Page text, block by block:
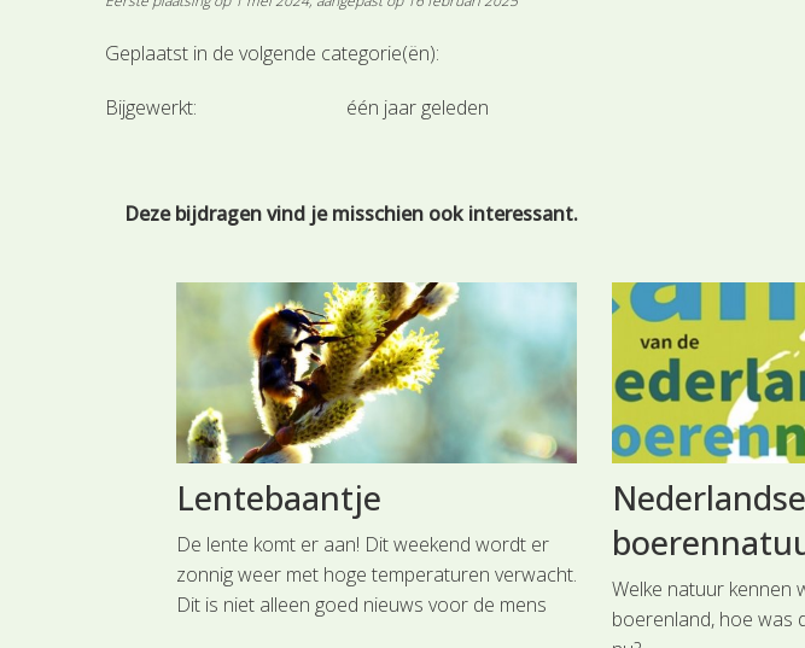
Geplaatst in de volgende categorie(ën):
Bijgewerkt: één jaar geleden
Deze bijdragen vind je misschien ook interessant.
Lentebaantje
De lente komt er aan! Dit weekend wordt er
zonnig weer met hoge temperaturen verwacht.
Dit is niet alleen goed nieuws voor de mens
Nederlandse
Welke natuur kennen
boerenland, hoe was